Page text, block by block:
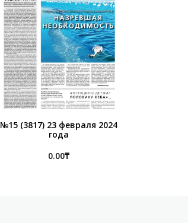
№15 (3817) 23 февраля 2024
года
0.00₸